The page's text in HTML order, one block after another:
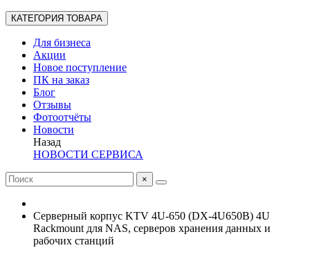
КАТЕГОРИЯ ТОВАРА
Для бизнеса
Акции
Новое поступление
ПК на заказ
Блог
Отзывы
Фотоотчёты
Новости
Назад
НОВОСТИ СЕРВИСА
×
Серверный корпус KTV 4U-650 (DX-4U650B) 4U
Rackmount для NAS, серверов хранения данных и
рабочих станций